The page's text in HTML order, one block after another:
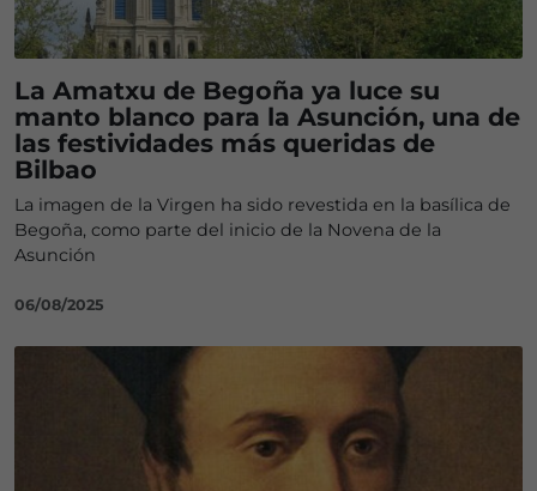
La Amatxu de Begoña ya luce su
manto blanco para la Asunción, una de
las festividades más queridas de
Bilbao
La imagen de la Virgen ha sido revestida en la basílica de
Begoña, como parte del inicio de la Novena de la
Asunción
06/08/2025